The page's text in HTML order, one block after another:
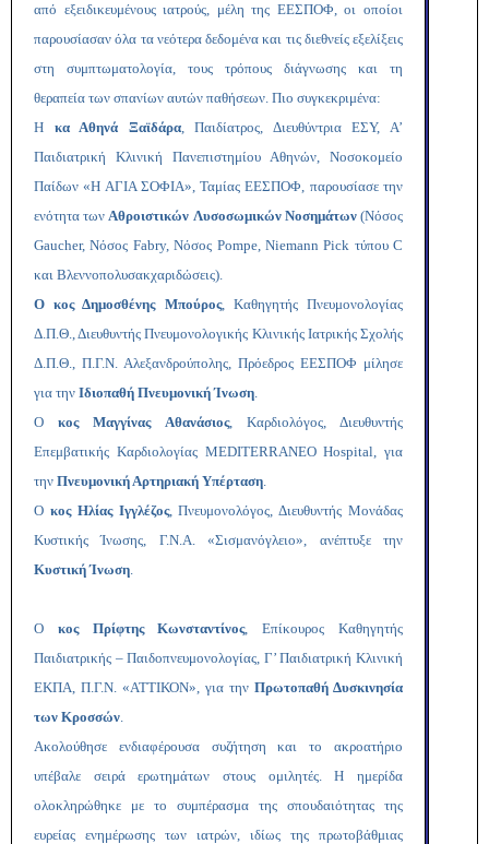
από εξειδικευμένους ιατρούς, μέλη της ΕΕΣΠΟΦ, οι οποίοι
παρουσίασαν όλα τα νεότερα δεδομένα και τις διεθνείς εξελίξεις
στη συμπτωματολογία, τους τρόπους διάγνωσης και τη
θεραπεία των σπανίων αυτών παθήσεων. Πιο συγκεκριμένα:
Η κα Αθηνά Ξαϊδάρα, Παιδίατρος, Διευθύντρια ΕΣΥ, Α’
Παιδιατρική Κλινική Πανεπιστημίου Αθηνών, Νοσοκομείο
Παίδων «Η ΑΓΙΑ ΣΟΦΙΑ», Ταμίας ΕΕΣΠΟΦ, παρουσίασε την
ενότητα τωνΑθροιστικών Λυσοσωμικών Νοσημάτων(Νόσος
Gaucher, Νόσος Fabry, Νόσος Pompe, Niemann Pick τύπου C
και Βλεννοπολυσακχαριδώσεις).
Ο κος Δημοσθένης Μπούρος, Καθηγητής Πνευμονολογίας
Δ.Π.Θ., Διευθυντής Πνευμονολογικής Κλινικής Ιατρικής Σχολής
Δ.Π.Θ., Π.Γ.Ν. Αλεξανδρούπολης, Πρόεδρος ΕΕΣΠΟΦ μίλησε
για την Ιδιοπαθή Πνευμονική Ίνωση.
Οκος Μαγγίνας Αθανάσιος,
Καρδιολόγος, Διευθυντής
Επεμβατικής Καρδιολογίας MEDITERRANEO Hospital, για
την Πνευμονική Αρτηριακή Υπέρταση.
Ο κος Ηλίας Ιγγλέζος, Πνευμονολόγος, Διευθυντής Μονάδας
Κυστικής Ίνωσης, Γ.Ν.Α. «Σισμανόγλειο», ανέπτυξε την
Κυστική Ίνωση.
Ο κος Πρίφτης Κωνσταντίνος, Επίκουρος Καθηγητής
Παιδιατρικής – Παιδοπνευμονολογίας, Γ’ Παιδιατρική Κλινική
ΕΚΠΑ, Π.Γ.Ν. «ΑΤΤΙΚΟΝ», για την Πρωτοπαθή Δυσκινησία
των Κροσσών.
Ακολούθησε ενδιαφέρουσα συζήτηση και το ακροατήριο
υπέβαλε σειρά ερωτημάτων στους ομιλητές. Η ημερίδα
ολοκληρώθηκε με το συμπέρασμα της σπουδαιότητας της
ευρείας ενημέρωσης των ιατρών, ιδίως της πρωτοβάθμιας